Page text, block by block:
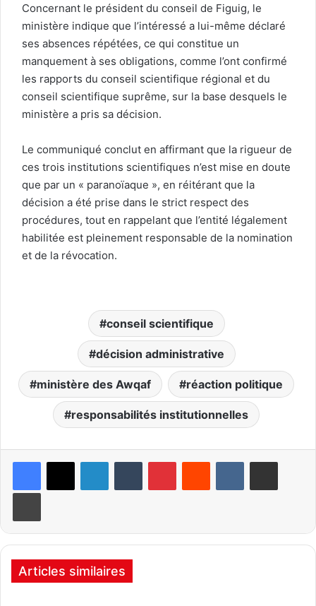
Concernant le président du conseil de Figuig, le
ministère indique que l’intéressé a lui-même déclaré
ses absences répétées, ce qui constitue un
manquement à ses obligations, comme l’ont confirmé
les rapports du conseil scientifique régional et du
conseil scientifique suprême, sur la base desquels le
ministère a pris sa décision.
Le communiqué conclut en affirmant que la rigueur de
ces trois institutions scientifiques n’est mise en doute
que par un « paranoïaque », en réitérant que la
décision a été prise dans le strict respect des
procédures, tout en rappelant que l’entité légalement
habilitée est pleinement responsable de la nomination
et de la révocation.
conseil scientifique
décision administrative
ministère des Awqaf réaction politique
responsabilités institutionnelles
Articles similaires